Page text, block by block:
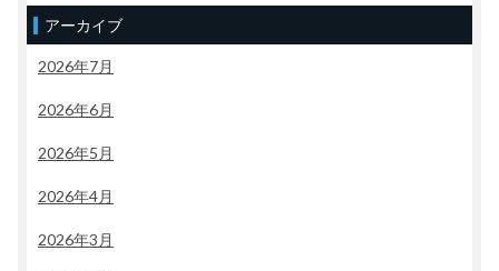
アーカイブ
2026年7月
2026年6月
2026年5月
2026年4月
2026年3月